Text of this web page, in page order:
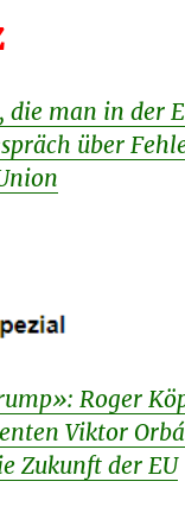
die man in der
über
Roger
Viktor
Zukunft der EU